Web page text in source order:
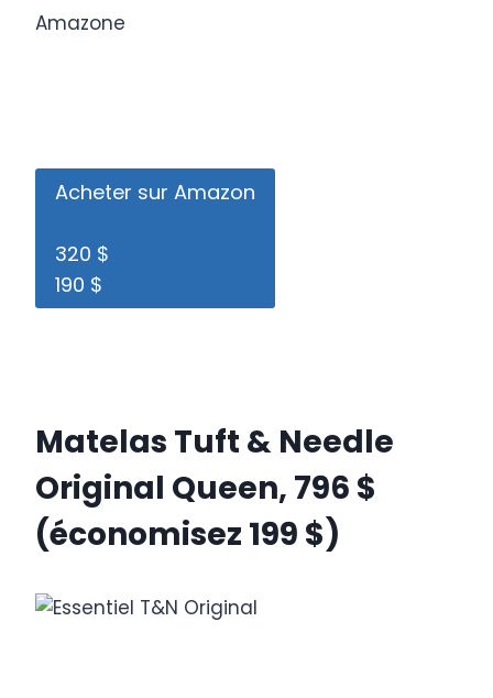
Amazone
Acheter sur Amazon
320 $
190 $
Matelas Tuft & Needle
Original Queen, 796 $
(économisez 199 $)